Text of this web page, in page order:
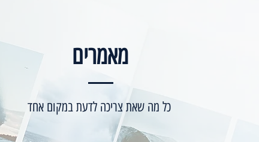
מאמרים
כל מה שאת צריכה לדעת במקום אחד